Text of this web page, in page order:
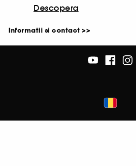
Descopera
Informatii si contact >>